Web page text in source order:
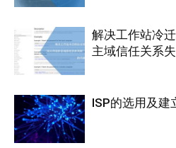
解决工作站冷
主域信任关系
ISP的选用及建